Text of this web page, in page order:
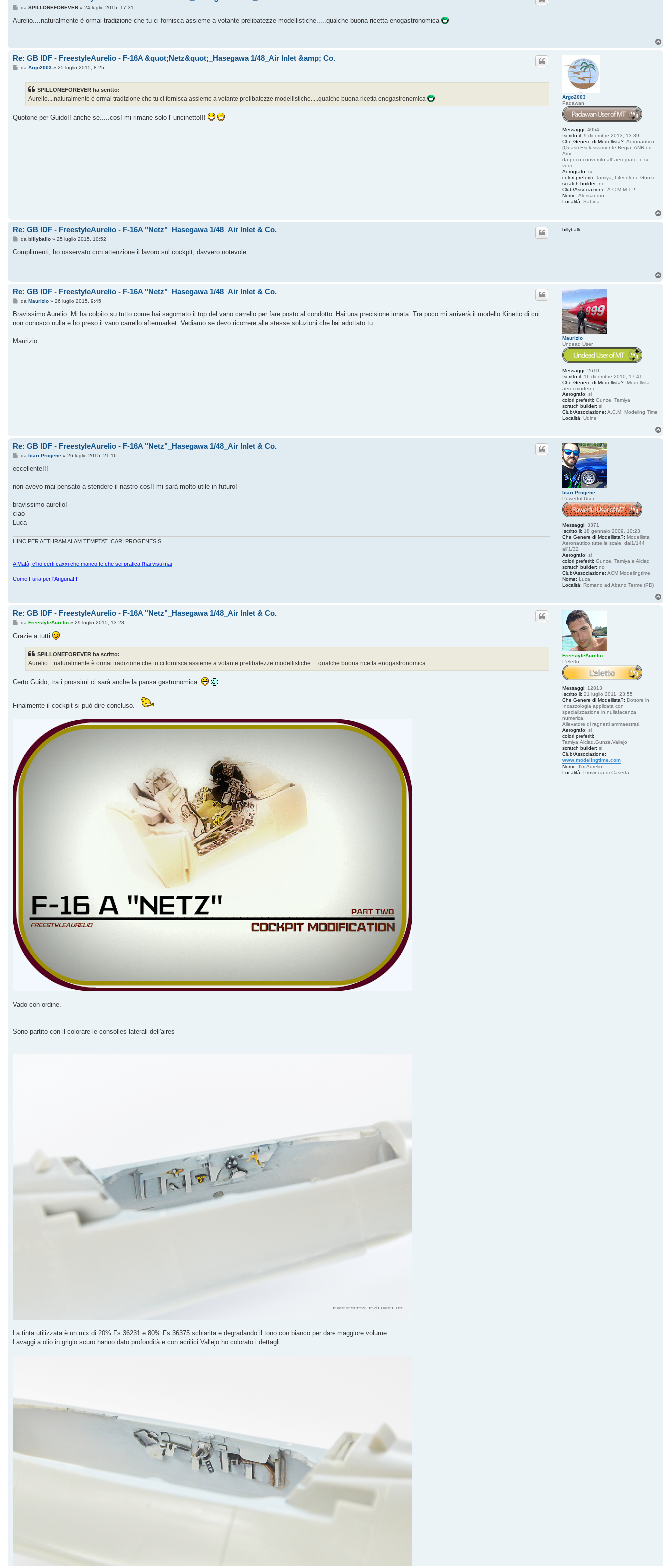
M
s
i
da SPILLONEFOREVER» 24 luglio 2015, 17:31
Aurelio....naturalmente è ormai tradizione che tu ci fornisca assieme a votante prelibatezze modellistiche.....qualche buona ricetta enogastronomica
Argo2003
Padawan
Messaggi: 4054
Iscritto il: 9 dicembre 2013, 13:39
Che Genere di Modellista?: Aeronautico
(Quasi) Esclusivamente Regia, ANR ed
Ami
da poco convertito all' aerografo..e si
vede...
Aerografo: si
colori preferiti: Tamiya, Lifecolor e Gunze
scratch builder: no
Club/Associazione: A.C.M.M.T.!!!
Nome: Alessandro
Località: Sabina
Re: GB IDF - FreestyleAurelio - F-16A &quot;Netz&quot;_Hasegawa 1/48_Air Inlet &amp; Co.
Mda Argo2003» 25 luglio 2015, 8:25
SPILLONEFOREVER ha scritto:
Aurelio....naturalmente è ormai tradizione che tu ci fornisca assieme a votante prelibatezze modellistiche.....qualche buona ricetta enogastronomica
Quotone per Guido!! anche se.....così mi rimane solo l' uncinetto!!!
billyballo
Re: GB IDF - FreestyleAurelio - F-16A "Netz"_Hasegawa 1/48_Air Inlet & Co.
M
s
da billyballo» 25 luglio 2015, 10:52
Complimenti, ho osservato con attenzione il lavoro sul cockpit, davvero notevole.
Maurizio
Undead User
Messaggi: 2610
Iscritto il: 16 dicembre 2010, 17:41
Che Genere di Modellista?: Modellista
aerei moderni
Aerografo: si
colori preferiti: Gunze, Tamiya
scratch builder: si
Club/Associazione: A.C.M. Modeling Time
Località: Udine
Re: GB IDF - FreestyleAurelio - F-16A "Netz"_Hasegawa 1/48_Air Inlet & Co.
M
s
a
i
da Maurizio» 26 luglio 2015, 9:45
Bravissimo Aurelio. Mi ha colpito su tutto come hai sagomato il top del vano carrello per fare posto al condotto. Hai una precisione innata. Tra poco mi arriverà il modello Kinetic di cui
non conosco nulla e ho preso il vano carrello aftermarket. Vediamo se devo ricorrere alle stesse soluzioni che hai adottato tu.
Maurizio
Icari Progene
Powerful User
Messaggi: 3371
Iscritto il: 18 gennaio 2009, 10:23
Che Genere di Modellista?: Modellista
Aeronautico tutte le scale, dal1/144
all'1/32
Aerografo: si
colori preferiti: Gunze, Tamiya e Alclad
scratch builder: no
Club/Associazione: ACM Modelingtime
Nome: Luca
Località: Romano ad Abano Terme (PD)
Re: GB IDF - FreestyleAurelio - F-16A "Netz"_Hasegawa 1/48_Air Inlet & Co.
M
s
g
o
da Icari Progene» 26 luglio 2015, 21:16
eccellente!!!
non avevo mai pensato a stendere il nastro così! mi sarà molto utile in futuro!
bravissimo aurelio!
ciao
Luca
HINC PER AETHRAM ALAM TEMPTAT ICARI PROGENESIS
A Mafà, c'ho certi caxxi che manco te che sei pratica l'hai visti mai
Come Furia per l'Anguria!!!
FreestyleAurelio
L'eletto
Messaggi: 12813
Iscritto il: 21 luglio 2011, 23:55
Che Genere di Modellista?: Dottore in
Incazzologia applicata con
specializzazione in nullafacenza
numerica.
Allevatore di ragnetti ammaestrati.
Aerografo: si
colori preferiti:
Tamiya,Alclad,Gunze,Vallejo
scratch builder: si
Club/Associazione:
www.modelingtime.com
Nome: I'm Aurelio!
Località: Provincia di Caserta
Re: GB IDF - FreestyleAurelio - F-16A "Netz"_Hasegawa 1/48_Air Inlet & Co.
M
s
s
da FreestyleAurelio» 29 luglio 2015, 13:28
Grazie a tutti
SPILLONEFOREVER ha scritto:
Aurelio....naturalmente è ormai tradizione che tu ci fornisca assieme a votante prelibatezze modellistiche.....qualche buona ricetta enogastronomica
Certo Guido, tra i prossimi ci sarà anche la pausa gastronomica.
Finalmente il cockpit si può dire concluso.
Vado con ordine.
Sono partito con il colorare le consolles laterali dell'aires
La tinta utilizzata è un mix di 20% Fs 36231 e 80% Fs 36375 schiarita e degradando il tono con bianco per dare maggiore volume.
Lavaggi a olio in grigio scuro hanno dato profondità e con acrilici Vallejo ho colorato i dettagli